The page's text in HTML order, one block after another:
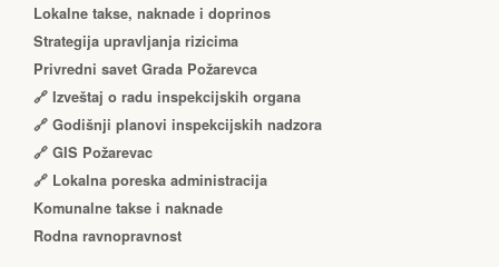
Lokalne takse, naknade i doprinos
Strategija upravljanja rizicima
Privredni savet Grada Požarevca
🔗 Izveštaj o radu inspekcijskih organa
🔗 Godišnji planovi inspekcijskih nadzora
🔗 GIS Požarevac
🔗 Lokalna poreska administracija
Komunalne takse i naknade
Rodna ravnopravnost